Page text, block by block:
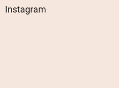
Instagram